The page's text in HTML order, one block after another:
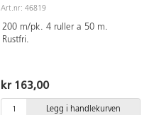
Art.nr: 46819
200 m/pk. 4 ruller a 50 m.
Rustfri.
kr 163,00
Legg i handlekurven